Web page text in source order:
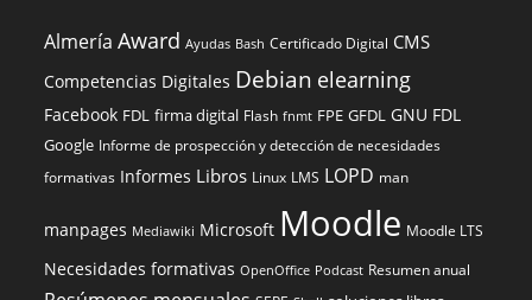
Almería Award Ayudas Bash Certificado Digital CMS
Competencias Digitales Debian elearning
Facebook FDL firma digital Flash fnmt FPE GFDL GNU FDL
Google Informe de prospección y detección de necesidades
formativas Informes Libros Linux LMS LOPD man
manpages Mediawiki Microsoft Moodle Moodle LTS
Necesidades formativas OpenOffice Podcast Resumen anual